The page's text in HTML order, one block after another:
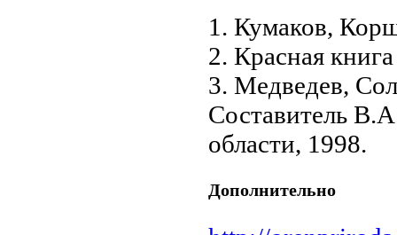
1. Кумаков,
2. Красная
3. Медведев,
Составитель
области, 1998.
Дополнительно